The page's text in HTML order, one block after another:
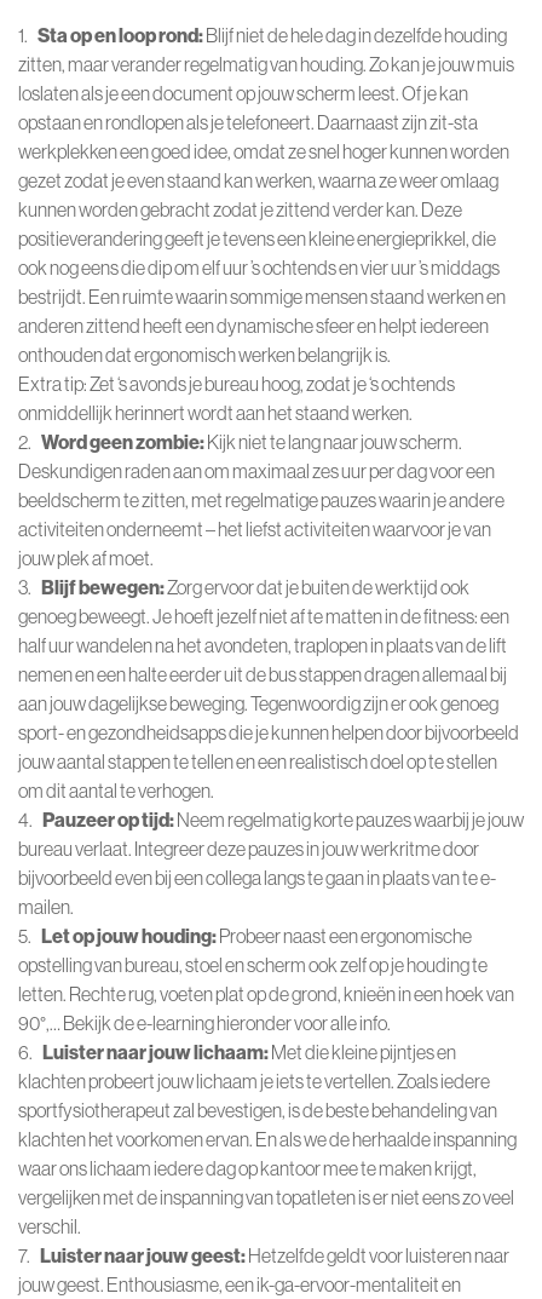
1. Sta op en loop rond:Blijf niet de hele dag in dezelfde houding
zitten, maar verander regelmatig van houding. Zo kan je jouw muis
loslaten als je een document op jouw scherm leest. Of je kan
opstaan en rondlopen als je telefoneert. Daarnaast zijn zit-sta
werkplekken een goed idee, omdat ze snel hoger kunnen worden
gezet zodat je even staand kan werken, waarna ze weer omlaag
kunnen worden gebracht zodat je zittend verder kan. Deze
positieverandering geeft je tevens een kleine energieprikkel, die
ook nog eens die dip om elf uur ’s ochtends en vier uur ’s middags
bestrijdt. Een ruimte waarin sommige mensen staand werken en
anderen zittend heeft een dynamische sfeer en helpt iedereen
onthouden dat ergonomisch werken belangrijk is.
Extra tip: Zet ‘s avonds je bureau hoog, zodat je ‘s ochtends
onmiddellijk herinnert wordt aan het staand werken.
2. Word geen zombie:Kijk niet te lang naar jouw scherm.
Deskundigen raden aan om maximaal zes uur per dag voor een
beeldscherm te zitten, met regelmatige pauzes waarin je andere
activiteiten onderneemt – het liefst activiteiten waarvoor je van
jouw plek af moet.
3. Blijf bewegen:Zorg ervoor dat je buiten de werktijd ook
genoeg beweegt. Je hoeft jezelf niet af te matten in de fitness: een
half uur wandelen na het avondeten, traplopen in plaats van de lift
nemen en een halte eerder uit de bus stappen dragen allemaal bij
aan jouw dagelijkse beweging. Tegenwoordig zijn er ook genoeg
sport- en gezondheidsapps die je kunnen helpen door bijvoorbeeld
jouw aantal stappen te tellen en een realistisch doel op te stellen
om dit aantal te verhogen.
4. Pauzeer op tijd:Neem regelmatig korte pauzes waarbij je jouw
bureau verlaat. Integreer deze pauzes in jouw werkritme door
bijvoorbeeld even bij een collega langs te gaan in plaats van te e-
mailen.
5. Let op jouw houding:Probeer naast een ergonomische
opstelling van bureau, stoel en scherm ook zelf op je houding te
letten. Rechte rug, voeten plat op de grond, knieën in een hoek van
90°,… Bekijk de e-learning hieronder voor alle info.
6. Luister naar jouw lichaam:Met die kleine pijntjes en
klachten probeert jouw lichaam je iets te vertellen. Zoals iedere
sportfysiotherapeut zal bevestigen, is de beste behandeling van
klachten het voorkomen ervan. En als we de herhaalde inspanning
waar ons lichaam iedere dag op kantoor mee te maken krijgt,
vergelijken met de inspanning van topatleten is er niet eens zo veel
verschil.
7. Luister naar jouw geest:Hetzelfde geldt voor luisteren naar
jouw geest. Enthousiasme, een ik-ga-ervoor-mentaliteit en